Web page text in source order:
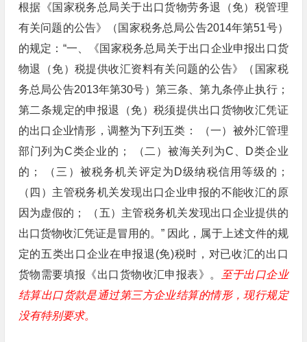
根据《国家税务总局关于出口货物劳务退（免）税管理
有关问题的公告》（国家税务总局公告2014年第51号）
的规定：“一、《国家税务总局关于出口企业申报出口货
物退（免）税提供收汇资料有关问题的公告》（国家税
务总局公告2013年第30号）第三条、第九条停止执行；
第二条规定的申报退（免）税须提供出口货物收汇凭证
的出口企业情形，调整为下列五类： （一）被外汇管理
部门列为C类企业的； （二）被海关列为C、D类企业
的； （三）被税务机关评定为D级纳税信用等级的；
（四）主管税务机关发现出口企业申报的不能收汇的原
因为虚假的； （五）主管税务机关发现出口企业提供的
出口货物收汇凭证是冒用的。” 因此，属于上述文件的规
定的五类出口企业在申报退(免)税时，对已收汇的出口
货物需要填报《出口货物收汇申报表》。
至于出口企业
结算出口货款是通过第三方企业结算的情形，现行规定
没有特别要求。